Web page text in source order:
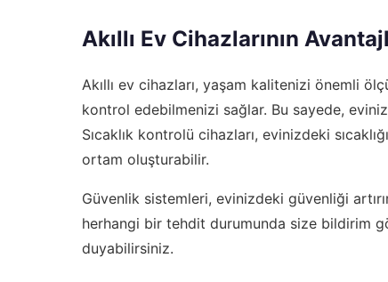
Akıllı Ev Cihazlarının
Akıllı ev cihazları, yaşam kalitenizi önemli
kontrol edebilmenizi sağlar. Bu sayede,
Sıcaklık kontrolü cihazları, evinizdeki
ortam oluşturabilir.
Güvenlik sistemleri, evinizdeki güvenliği
herhangi bir tehdit durumunda size bildirim
duyabilirsiniz.